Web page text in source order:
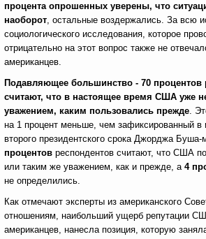
процента опрошенных уверены, что
наоборот, остальные воздержались. За всю
социологического исследования, которое
отрицательно на этот вопрос также не
американцев.
Подавляющее большинство - 70 процентов
считают, что в настоящее время США уже
уважением, каким пользовались прежде.
на 1 процент меньше, чем зафиксированный в
второго президентского срока Джорджа
процентов респондентов считают, что США
или таким же уважением, как и прежде, а 4
не определились.
Как отмечают эксперты из американского
отношениям, наибольший ущерб репутации
американцев, нанесла позиция, которую